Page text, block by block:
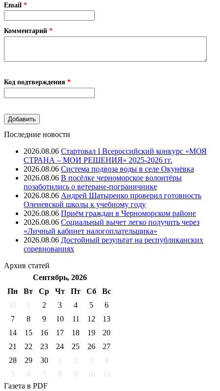
Email *
Комментарий *
Код подтверждения *
Последние новости
2026.08.06 Стартовал I Всероссийский конкурс «МОЯ
СТРАНА – МОИ РЕШЕНИЯ» 2025-2026 гг.
2026.08.06 Система подвоза воды в селе Окунёвка
2026.08.06 В посёлке черноморское волонтёры
позаботились о ветеране-пограничнике
2026.08.06 Андрей Шатыренко проверил готовность
Оленевской школы к учебному году
2026.08.06 Приём граждан в Черноморском районе
2026.08.06 Социальный вычет легко получить через
«Личный кабинет налогоплательщика»
2026.08.06 Достойный результат на республиканских
соревнованиях
Архив статей
Сентябрь, 2026
Пн
Вт Ср Чт Пт Cб
Вс
31
1 2 3 4 5
6
7
8 9 10 11 12
13
14
15 16 17 18 19
20
21
22 23 24 25 26
27
28
29 30 1 2 3
4
5
6 7 8 9 10
11
Газета в PDF